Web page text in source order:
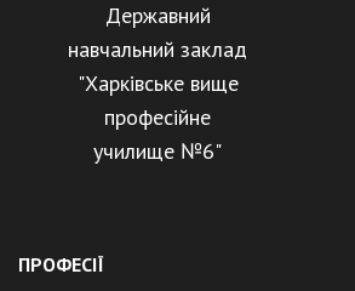
Державний
навчальний заклад
"Харківське вище
професійне
училище №6"
ПРОФЕСІЇ